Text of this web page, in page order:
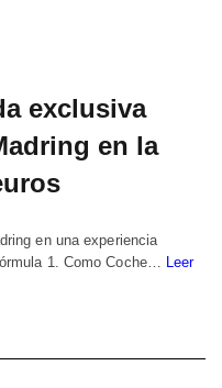
exclusiva
en la
en una experiencia
1. Como Coche… Leer